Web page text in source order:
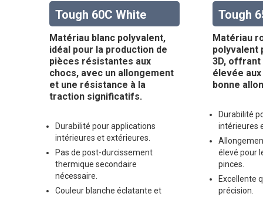
Tough 60C White
Matériau blanc polyvalent,
idéal pour la production de
pièces résistantes aux
chocs, avec un allongement
et une résistance à la
traction significatifs.
Durabilité pour applications
intérieures et extérieures.
Pas de post-durcissement
thermique secondaire
nécessaire.
Couleur blanche éclatante et
Tough
Matériau
polyvalent
3D,
élevée
bonne
Durabilité
intérieures
élevé pour
pinces.
Excellente
précision.